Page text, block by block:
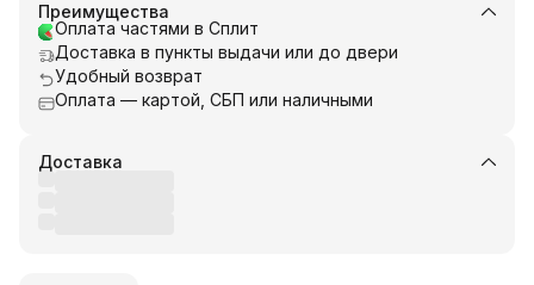
Преимущества
Оплата частями в Сплит
Доставка в пункты выдачи или до двери
Удобный возврат
Оплата — картой, СБП или наличными
Доставка